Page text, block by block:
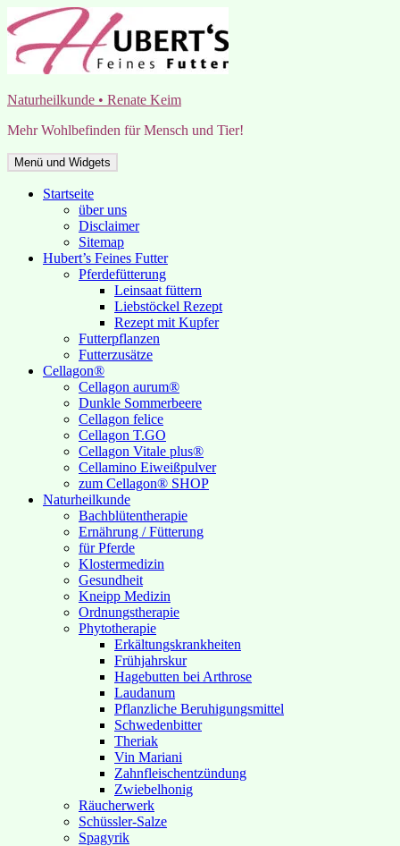
Zum
Inhalt
springen
Naturheilkunde • Renate Keim
Mehr Wohlbefinden für Mensch und Tier!
Menü und Widgets
Startseite
über uns
Disclaimer
Sitemap
Hubert’s Feines Futter
Pferdefütterung
Leinsaat füttern
Liebstöckel Rezept
Rezept mit Kupfer
Futterpflanzen
Futterzusätze
Cellagon®
Cellagon aurum®
Dunkle Sommerbeere
Cellagon felice
Cellagon T.GO
Cellagon Vitale plus®
Cellamino Eiweißpulver
zum Cellagon® SHOP
Naturheilkunde
Bachblütentherapie
Ernährung / Fütterung
für Pferde
Klostermedizin
Gesundheit
Kneipp Medizin
Ordnungstherapie
Phytotherapie
Erkältungskrankheiten
Frühjahrskur
Hagebutten bei Arthrose
Laudanum
Pflanzliche Beruhigungsmittel
Schwedenbitter
Theriak
Vin Mariani
Zahnfleischentzündung
Zwiebelhonig
Räucherwerk
Schüssler-Salze
Spagyrik